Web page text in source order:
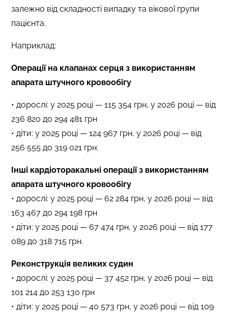
залежно від складності випадку та вікової групи
пацієнта.
Наприклад:
Операції на клапанах серця з використанням
апарата штучного кровообігу
• дорослі: у 2025 році — 115 354 грн, у 2026 році — від
236 820 до 294 481 грн
• діти: у 2025 році — 124 967 грн, у 2026 році — від
256 555 до 319 021 грн.
Інші кардіоторакальні операції з використанням
апарата штучного кровообігу
• дорослі: у 2025 році — 62 284 грн, у 2026 році — від
163 467 до 294 198 грн
• діти: у 2025 році — 67 474 грн, у 2026 році — від 177
089 до 318 715 грн.
Реконструкція великих судин
• дорослі: у 2025 році — 37 452 грн, у 2026 році — від
101 214 до 253 130 грн
• діти: у 2025 році — 40 573 грн, у 2026 році — від 109